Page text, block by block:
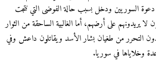
السوريين ودخل بسبب حالة الفوضى التي نتجت
على أرضهم، أما الغالبية الساحقة من الثوار
من طغيان بشار الأسد ويقاتلون داعش وفي
في سوريا.